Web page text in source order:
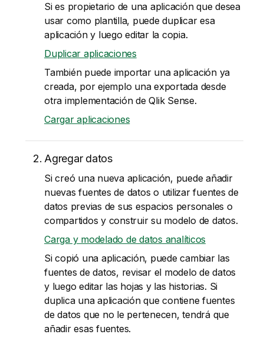
Si es propietario de una aplicación que desea
usar como plantilla, puede duplicar esa
aplicación y luego editar la copia.
Duplicar aplicaciones
También puede importar una aplicación ya
creada, por ejemplo una exportada desde
otra implementación deQlik Sense.
Cargar aplicaciones
Agregar datos
Si creó una nueva aplicación, puede añadir
nuevas fuentes de datos o utilizar fuentes de
datos previas de sus espacios personales o
compartidos y construir su modelo de datos.
Carga y modelado de datos analíticos
Si copió una aplicación, puede cambiar las
fuentes de datos, revisar el modelo de datos
y luego editar las hojas y las historias. Si
duplica una aplicación que contiene fuentes
de datos que no le pertenecen, tendrá que
añadir esas fuentes.